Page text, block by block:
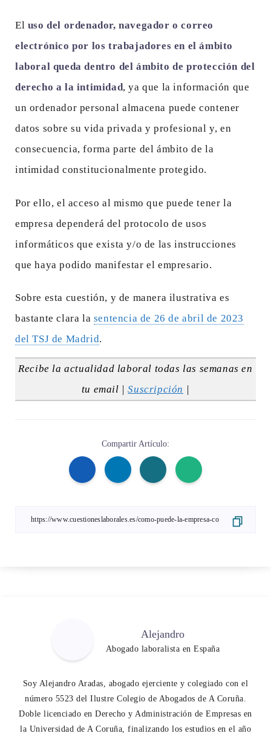
El uso del ordenador, navegador o correo
electrónico por los trabajadores en el ámbito
laboral queda dentro del ámbito de protección del
derecho a la intimidad, ya que la información que
un ordenador personal almacena puede contener
datos sobre su vida privada y profesional y, en
consecuencia, forma parte del ámbito de la
intimidad constitucionalmente protegido.
Por ello, el acceso al mismo que puede tener la
empresa dependerá del protocolo de usos
informáticos que exista y/o de las instrucciones
que haya podido manifestar el empresario.
Sobre esta cuestión, y de manera ilustrativa es
bastante clara la sentencia de 26 de abril de 2023
del TSJ de Madrid.
Recibe la actualidad laboral todas las semanas en
tu email |Suscripción |
Compartir Artículo:
Alejandro
Abogado laboralista en España
Soy Alejandro Aradas, abogado ejerciente y colegiado con el
número 5523 del Ilustre Colegio de Abogados de A Coruña.
Doble licenciado en Derecho y Administración de Empresas en
la Universidad de A Coruña, finalizando los estudios en el año